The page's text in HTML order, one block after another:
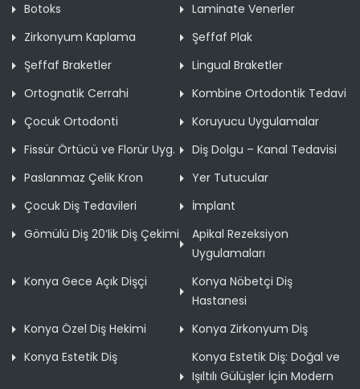
Botoks
Laminate Venerler
Zirkonyum Kaplama
Şeffaf Plak
Şeffaf Braketler
Lingual Braketler
Ortognatik Cerrahi
Kombine Ortodontik Tedavi
Çocuk Ortodonti
Koruyucu Uygulamalar
Fissür Örtücü ve Florür Uyg.
Diş Dolgu – Kanal Tedavisi
Paslanmaz Çelik Kron
Yer Tutucular
Çocuk Diş Tedavileri
İmplant
Gömülü Diş 20’lik Diş Çekimi
Apikal Rezeksiyon
Uygulamaları
Konya Gece Açık Dişçi
Konya Nöbetçi Diş
Hastanesi
Konya Özel Diş Hekimi
Konya Zirkonyum Diş
Konya Estetik Diş
Konya Estetik Diş: Doğal ve
Işıltılı Gülüşler İçin Modern